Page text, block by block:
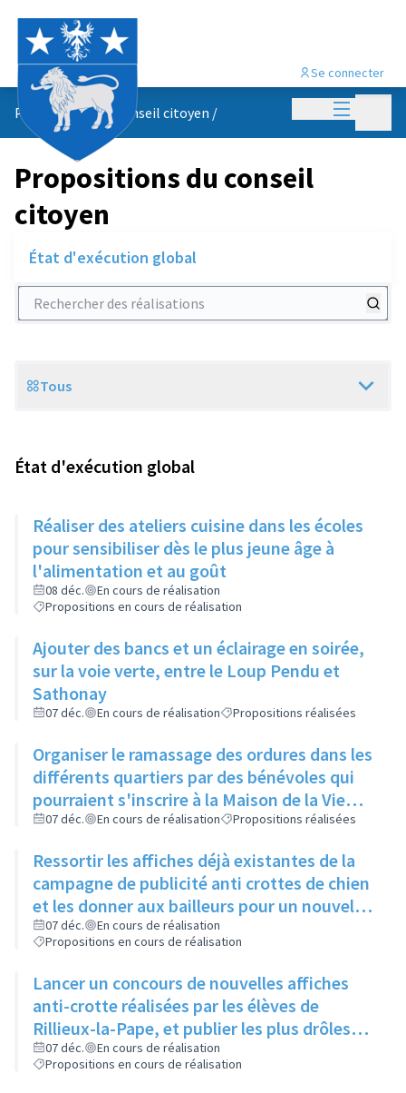
Menu
Se connecter
Propositions du conseil citoyen /
Propositions du conseil
citoyen
État d'exécution global
Rechercher des réalisations
Scope
Tous
État d'exécution global
Réaliser des ateliers cuisine dans les écoles
pour sensibiliser dès le plus jeune âge à
l'alimentation et au goût
08 déc.
En cours de réalisation
Propositions en cours de réalisation
Ajouter des bancs et un éclairage en soirée,
sur la voie verte, entre le Loup Pendu et
Sathonay
07 déc. En cours de réalisation Propositions réalisées
Organiser le ramassage des ordures dans les
différents quartiers par des bénévoles qui
pourraient s'inscrire à la Maison de la Vie
Locale
07 déc. En cours de réalisation Propositions réalisées
Ressortir les affiches déjà existantes de la
campagne de publicité anti crottes de chien
et les donner aux bailleurs pour un nouvel
affichage, les remettre également dans le
Rilliard
07 déc.
En cours de réalisation
Propositions en cours de réalisation
Lancer un concours de nouvelles affiches
anti-crotte réalisées par les élèves de
Rillieux-la-Pape, et publier les plus drôles
sur les réseaux sociaux de la ville
07 déc.
En cours de réalisation
Propositions en cours de réalisation